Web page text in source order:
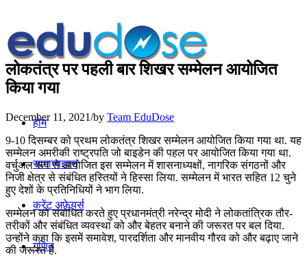
होम
सामान्यज्ञान
करेंट अफेयर्स
गणित
लोकतंत्र पर पहली बार शिखर सम्मेलन आयोजित
किया गया
December 11, 2021/by Team EduDose
9-10 दिसम्बर को प्रथम लोकतंत्र शिखर सम्मेलन आयोजित किया गया था. यह
सम्मेलन अमरीकी राष्ट्रपति जो बाइडेन की पहल पर आयोजित किया गया था.
वर्चुअल रूप से आयोजित इस सम्‍मेलन में शासनाध्‍यक्षों, नागरिक संगठनों और
निजी क्षेत्र से संबंधित हस्‍तियों ने हिस्‍सा लिया. सम्‍मेलन में भारत सहित 12 चुने
हुए देशों के प्रतिनिधियों ने भाग लिया.
सम्‍मेलन को संबोधित करते हुए प्रधानमंत्री नरेन्‍द्र मोदी ने लोकतांत्रिक तौर-
तरीकों और संबंधित व्‍यवस्‍था को और बेहतर बनाने की जरूरत पर बल दिया.
उन्‍होंने कहा कि इसमें समावेश, पारदर्शिता और मानवीय गौरव को और बढ़ाए जाने
की जरूरत है.